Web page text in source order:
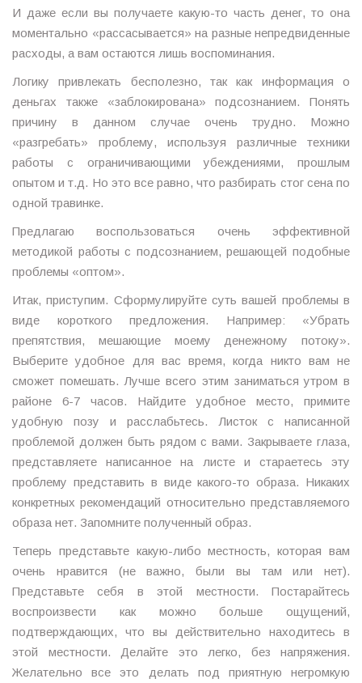
И даже если вы получаете какую-то часть денег, то она
моментально «рассасывается» на разные непредвиденные
расходы, а вам остаются лишь воспоминания.
Логику привлекать бесполезно, так как информация о
деньгах также «заблокирована» подсознанием. Понять
причину в данном случае очень трудно. Можно
«разгребать» проблему, используя различные техники
работы с ограничивающими убеждениями, прошлым
опытом и т.д. Но это все равно, что разбирать стог сена по
одной травинке.
Предлагаю воспользоваться очень эффективной
методикой работы с подсознанием, решающей подобные
проблемы «оптом».
Итак, приступим. Сформулируйте суть вашей проблемы в
виде короткого предложения. Например: «Убрать
препятствия, мешающие моему денежному потоку».
Выберите удобное для вас время, когда никто вам не
сможет помешать. Лучше всего этим заниматься утром в
районе 6-7 часов. Найдите удобное место, примите
удобную позу и расслабьтесь. Листок с написанной
проблемой должен быть рядом с вами. Закрываете глаза,
представляете написанное на листе и стараетесь эту
проблему представить в виде какого-то образа. Никаких
конкретных рекомендаций относительно представляемого
образа нет. Запомните полученный образ.
Теперь представьте какую-либо местность, которая вам
очень нравится (не важно, были вы там или нет).
Представьте себя в этой местности. Постарайтесь
воспроизвести как можно больше ощущений,
подтверждающих, что вы действительно находитесь в
этой местности. Делайте это легко, без напряжения.
Желательно все это делать под приятную негромкую